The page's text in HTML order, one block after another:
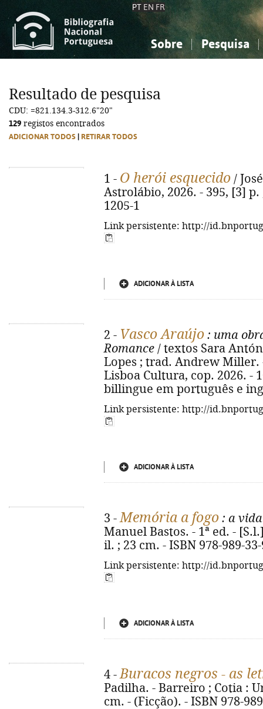
PT EN FR
Sobre Pesquisa
Ciências sociais...
Ciências sociais...
Resultado de pesquisa
CDU: =821.134.3-312.6"20"
129 registos encontrados
ADICIONAR TODOS RETIRAR TODOS
1 - O herói esquecido /
Astrolábio, 2026. - 395, [3] p.
1205-1
Link persistente: http://
ADICIONAR À LISTA
2 - Vasco Araújo : uma
Romance / textos Sara
Lopes ; trad. Andrew Miller.
Lisboa Cultura, cop. 2026. -
billingue em português e
Link persistente: http://
ADICIONAR À LISTA
3 -Memória a fogo : a
Manuel Bastos. - 1ª ed. -
il. ; 23 cm. - ISBN 978-989-
Link persistente: http://
ADICIONAR À LISTA
4 -Buracos negros - as
Padilha. - Barreiro ; Cotia :
cm. - (Ficção). - ISBN 978-